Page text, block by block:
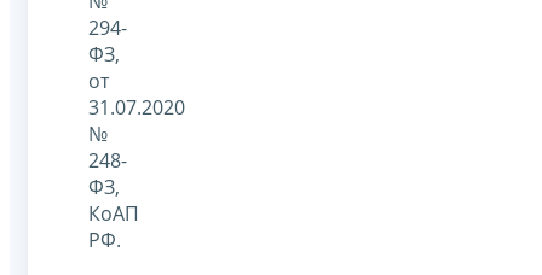
294-
ФЗ,
от
31.07.2020
№
248-
ФЗ,
КоАП
РФ.